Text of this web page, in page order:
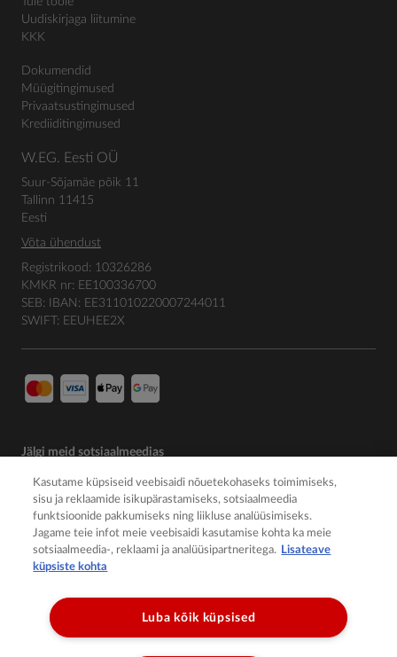
Uudiskirjaga liitumine
KKK
Dokumendid
Müügitingimused
Privaatsustingimused
Krediiditingimused
W.EG. Eesti OÜ
Suur-Sõjamäe põik 11
Tallinn 11415
Eesti
Võta ühendust
Registrikood: 10326286
KMKR nr: EE100336700
SEB: IBAN: EE311010220007244011
SWIFT: EEUHEE2X
Jälgi meid sotsiaalmeedias
Kasutame küpsiseid veebisaidi nõuetekohaseks toimimiseks,
sisu ja reklaamide isikupärastamiseks, sotsiaalmeedia
funktsioonide pakkumiseks ning liikluse analüüsimiseks.
Jagame teie infot meie veebisaidi kasutamise kohta ka meie
sotsiaalmeedia-, reklaami ja analüüsipartneritega. Lisateave
küpsiste kohta
Luba kõik küpsised